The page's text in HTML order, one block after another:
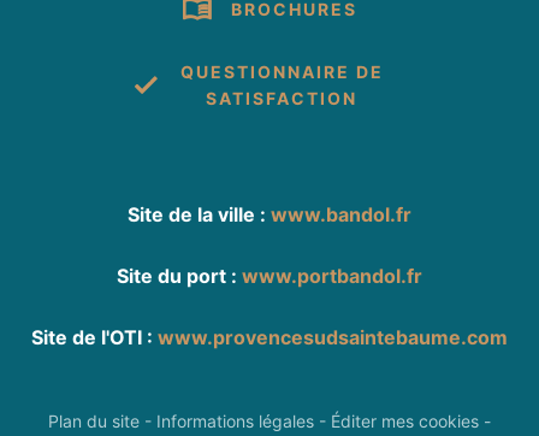
BROCHURES
QUESTIONNAIRE DE
SATISFACTION
Site de la ville : www.bandol.fr
Site du port : www.portbandol.fr
Site de l'OTI : www.provencesudsaintebaume.com
Plan du site - Informations légales - Éditer mes cookies -